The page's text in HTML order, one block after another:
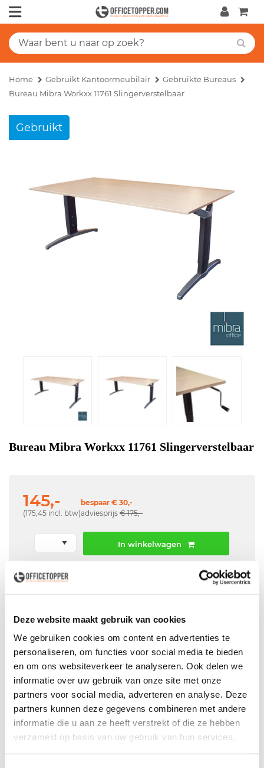
Deze website maakt gebruik van cookies
We gebruiken cookies om content en advertenties te
personaliseren, om functies voor social media te bieden
en om ons websiteverkeer te analyseren. Ook delen we
informatie over uw gebruik van onze site met onze
partners voor social media, adverteren en analyse. Deze
partners kunnen deze gegevens combineren met andere
informatie die u aan ze heeft verstrekt of die ze hebben
verzameld op basis van uw gebruik van hun services.
Home Gebruikt Kantoormeubilair
Gebruikte Bureaus
Bureau Mibra Workxx 11761 Slingerverstelbaar
Gebruikt
Bureau Mibra Workxx 11761 Slingerverstelbaar
145,-
(175,45 incl. btw)
bespaar € 30,-
adviesprijs € 175,-
In winkelwagen
Offerte aanvraag mogelijk in winkelwagen
Leveringin België
Voor zowelParticulieralsZakelijk
ProfessioneleBezorg- en Montageservice